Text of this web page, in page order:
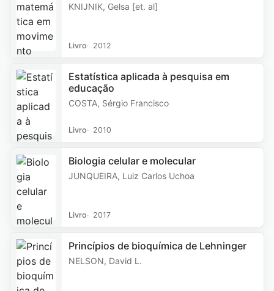
KNIJNIK, Gelsa [et. al]
Livro 2012
Estatística aplicada à pesquisa em
educação
COSTA, Sérgio Francisco
Livro 2010
Biologia celular e molecular
JUNQUEIRA, Luiz Carlos Uchoa
Livro 2017
Princípios de bioquímica de Lehninger
NELSON, David L.